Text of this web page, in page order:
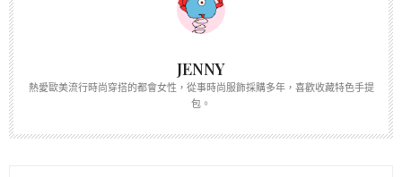
JENNY
熱愛歐美流行時尚穿搭的都會女性，從事時尚服飾採購多年，喜歡收藏特色手提
包。